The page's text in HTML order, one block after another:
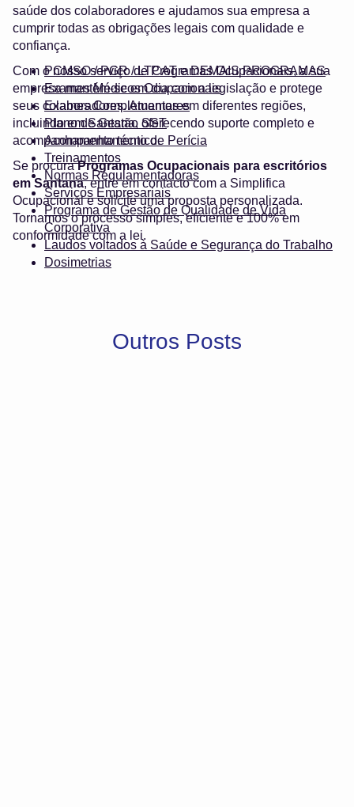
saúde dos colaboradores e ajudamos sua empresa a
cumprir todas as obrigações legais com qualidade e
confiança.
PCMSO / PGR / LTCAT e DEMAIS PROGRAMAS
Exames Médicos Ocupacionais
Exames Complementares
Plano de Gestão SST
Acompanhamento de Perícia
Treinamentos
Normas Regulamentadoras
Serviços Empresariais
Programa de Gestão de Qualidade de Vida
Corporativa
Laudos voltados à Saúde e Segurança do Trabalho
Dosimetrias
Com o nosso serviço de Programas Ocupacionais, a sua
empresa mantém-se em dia com a legislação e protege
seus colaboradores. Atuamos em diferentes regiões,
incluindo em Santana, oferecendo suporte completo e
acompanhamento técnico.
Se procuraProgramas Ocupacionais para escritórios
em Santana, entre em contacto com a Simplifica
Ocupacional e solicite uma proposta personalizada.
Tornamos o processo simples, eficiente e 100% em
conformidade com a lei.
Outros Posts